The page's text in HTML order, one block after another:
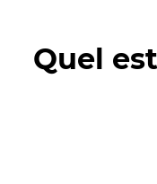
Quel